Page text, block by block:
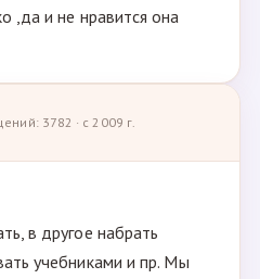
,да и не нравится она
3782 · с 2009 г.
в другое набрать
учебниками и пр. Мы